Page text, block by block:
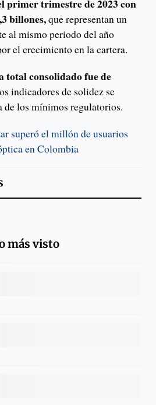
primer trimestre de 2023 con
billones,que representan un
al mismo periodo del año
el crecimiento en la cartera.
total consolidado fue de
indicadores de solidez se
de los mínimos regulatorios.
superó el millón de usuarios
en Colombia
más visto